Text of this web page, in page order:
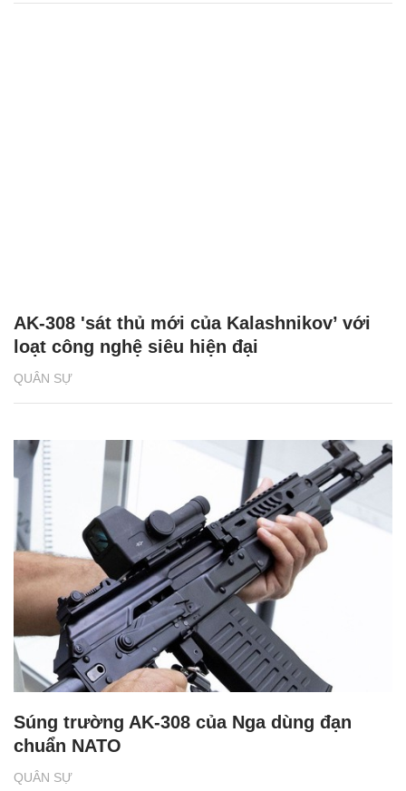
QUÂN SỰ
AK-308 'sát thủ mới của Kalashnikov’ với
loạt công nghệ siêu hiện đại
QUÂN SỰ
Súng trường AK-308 của Nga dùng đạn
chuẩn NATO